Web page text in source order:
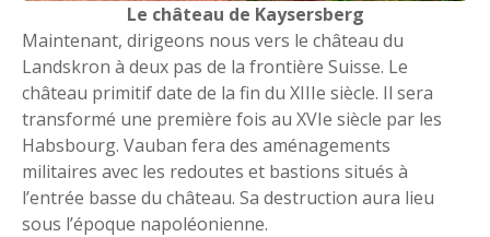
Le château de Kaysersberg
Maintenant, dirigeons nous vers le château du
Landskron à deux pas de la frontière Suisse. Le
château primitif date de la fin du XIIIe siècle. Il sera
transformé une première fois au XVIe siècle par les
Habsbourg. Vauban fera des aménagements
militaires avec les redoutes et bastions situés à
l’entrée basse du château. Sa destruction aura lieu
sous l’époque napoléonienne.